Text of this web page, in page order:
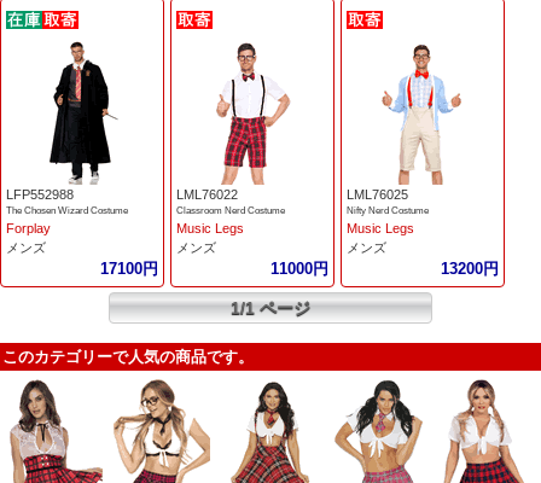
LFP552988
The Chosen Wizard Costume
Forplay
メンズ
17100円
LML76022
Classroom Nerd Costume
Music Legs
メンズ
11000円
LML76025
Nifty Nerd Costume
Music Legs
メンズ
13200円
1/1 ページ
このカテゴリーで人気の商品です。